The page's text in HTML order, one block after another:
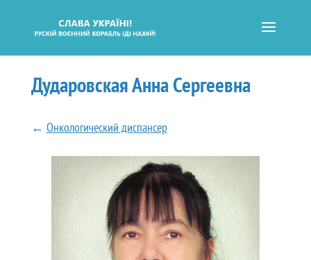
Дударовская Анна Сергеевна
← Онкологический диспансер